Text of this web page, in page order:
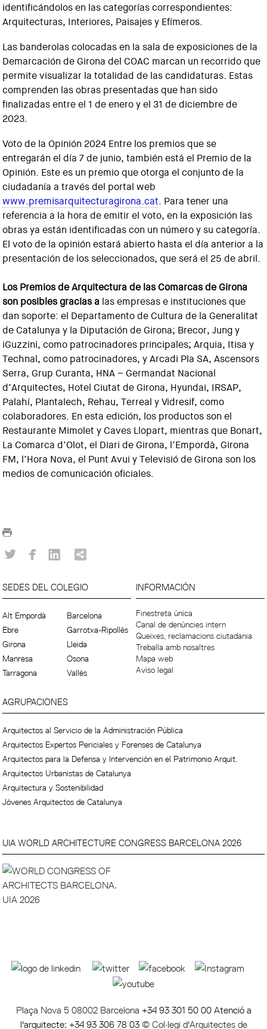
identificándolos en las categorías correspondientes:
Arquitecturas, Interiores, Paisajes y Efímeros.
Las banderolas colocadas en la sala de exposiciones de la
Demarcación de Girona del COAC marcan un recorrido que
permite visualizar la totalidad de las candidaturas. Estas
comprenden las obras presentadas que han sido
finalizadas entre el 1 de enero y el 31 de diciembre de
2023.
Voto de la Opinión 2024 Entre los premios que se
entregarán el día 7 de junio, también está el Premio de la
Opinión. Este es un premio que otorga el conjunto de la
ciudadanía a través del portal web
www.premisarquitecturagirona.cat. Para tener una
referencia a la hora de emitir el voto, en la exposición las
obras ya están identificadas con un número y su categoría.
El voto de la opinión estará abierto hasta el día anterior a la
presentación de los seleccionados, que será el 25 de abril.
Los Premios de Arquitectura de las Comarcas de Girona
son posibles gracias a las empresas e instituciones que
dan soporte: el Departamento de Cultura de la Generalitat
de Catalunya y la Diputación de Girona; Brecor, Jung y
iGuzzini, como patrocinadores principales; Arquia, Itisa y
Technal, como patrocinadores, y Arcadi Pla SA, Ascensors
Serra, Grup Curanta, HNA – Germandat Nacional
d’Arquitectes, Hotel Ciutat de Girona, Hyundai, IRSAP,
Palahí, Plantalech, Rehau, Terreal y Vidresif, como
colaboradores. En esta edición, los productos son el
Restaurante Mimolet y Caves Llopart, mientras que Bonart,
La Comarca d’Olot, el Diari de Girona, l’Empordà, Girona
FM, l’Hora Nova, el Punt Avui y Televisió de Girona son los
medios de comunicación oficiales.
SEDES DEL COLEGIO
Alt Empordà
Barcelona
Ebre
Garrotxa-Ripollès
Girona
Lleida
Manresa
Osona
Tarragona
Vallès
INFORMACIÓN
Finestreta única
Canal de denúncies intern
Queixes, reclamacions ciutadania
Treballa amb nosaltres
Mapa web
Aviso legal
AGRUPACIONES
Arquitectos al Servicio de la Administración Pública
Arquitectos Expertos Periciales y Forenses de Catalunya
Arquitectos para la Defensa y Intervención en el Patrimonio Arquit.
Arquitectos Urbanistas de Catalunya
Arquitectura y Sostenibilidad
Jóvenes Arquitectos de Catalunya
UIA WORLD ARCHITECTURE CONGRESS BARCELONA 2026
Plaça Nova 5 08002 Barcelona +34 93 301 50 00 Atenció a
l'arquitecte: +34 93 306 78 03 © Col·legi d'Arquitectes de